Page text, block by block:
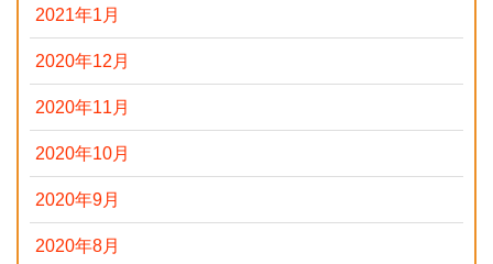
2021年1月
2020年12月
2020年11月
2020年10月
2020年9月
2020年8月